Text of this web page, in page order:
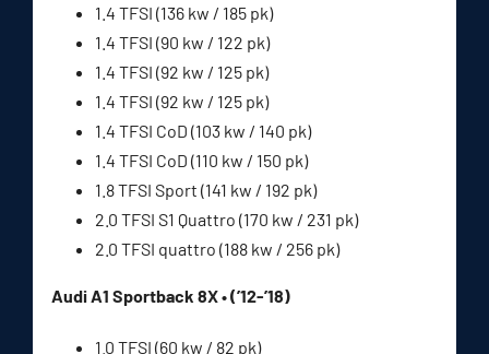
1.4 TFSI (136 kw / 185 pk)
1.4 TFSI (90 kw / 122 pk)
1.4 TFSI (92 kw / 125 pk)
1.4 TFSI (92 kw / 125 pk)
1.4 TFSI CoD (103 kw / 140 pk)
1.4 TFSI CoD (110 kw / 150 pk)
1.8 TFSI Sport (141 kw / 192 pk)
2.0 TFSI S1 Quattro (170 kw / 231 pk)
2.0 TFSI quattro (188 kw / 256 pk)
Audi A1 Sportback 8X • (’12-’18)
1.0 TFSI (60 kw / 82 pk)